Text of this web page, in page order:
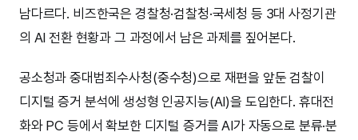
남다르다. 비즈한국은 경찰청·검찰청·국세청 등 3대 사정기관
의 AI 전환 현황과 그 과정에서 남은 과제를 짚어본다.
공소청과 중대범죄수사청(중수청)으로 재편을 앞둔 검찰이
디지털 증거 분석에 생성형 인공지능(AI)을 도입한다. 휴대전
화와 PC 등에서 확보한 디지털 증거를 AI가 자동으로 분류·분